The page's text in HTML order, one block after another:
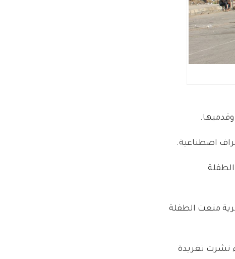
اصطناعية.
منعت الطفلة
تويتر الزرقاء نشرت تغريدة